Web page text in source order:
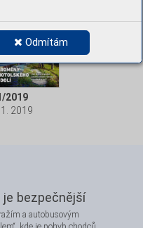
Odmítám
2019
2019
je bezpečnější
a autobusovým